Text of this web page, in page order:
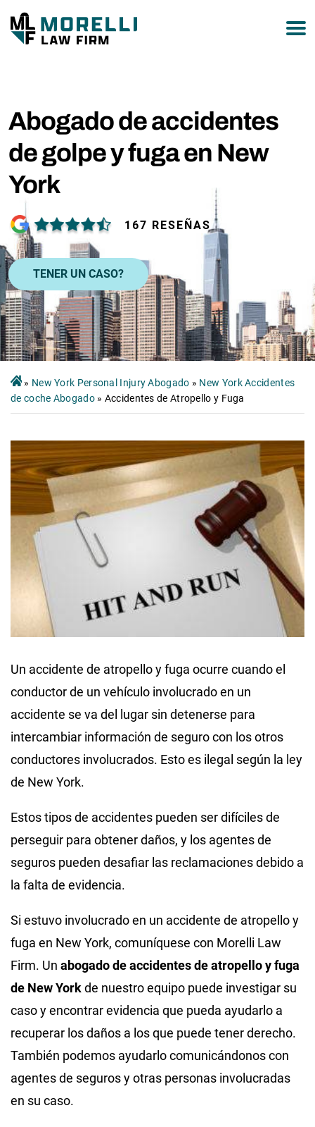
Abogado de accidentes
de golpe y fuga en New
York
167 RESEÑAS
TENER UN CASO?
» New York Personal Injury Abogado » New York Accidentes
de coche Abogado» Accidentes de Atropello y Fuga
Un accidente de atropello y fuga ocurre cuando el
conductor de un vehículo involucrado en un
accidente se va del lugar sin detenerse para
intercambiar información de seguro con los otros
conductores involucrados. Esto es ilegal según la ley
de New York.
Estos tipos de accidentes pueden ser difíciles de
perseguir para obtener daños, y los agentes de
seguros pueden desafiar las reclamaciones debido a
la falta de evidencia.
Si estuvo involucrado en un accidente de atropello y
fuga en New York, comuníquese con Morelli Law
Firm. Un abogado de accidentes de atropello y fuga
de New Yorkde nuestro equipo puede investigar su
caso y encontrar evidencia que pueda ayudarlo a
recuperar los daños a los que puede tener derecho.
También podemos ayudarlo comunicándonos con
agentes de seguros y otras personas involucradas
en su caso.